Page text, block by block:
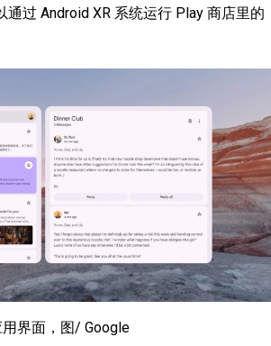
过 Android XR 系统运行 Play 商店里的
界面，图/ Google